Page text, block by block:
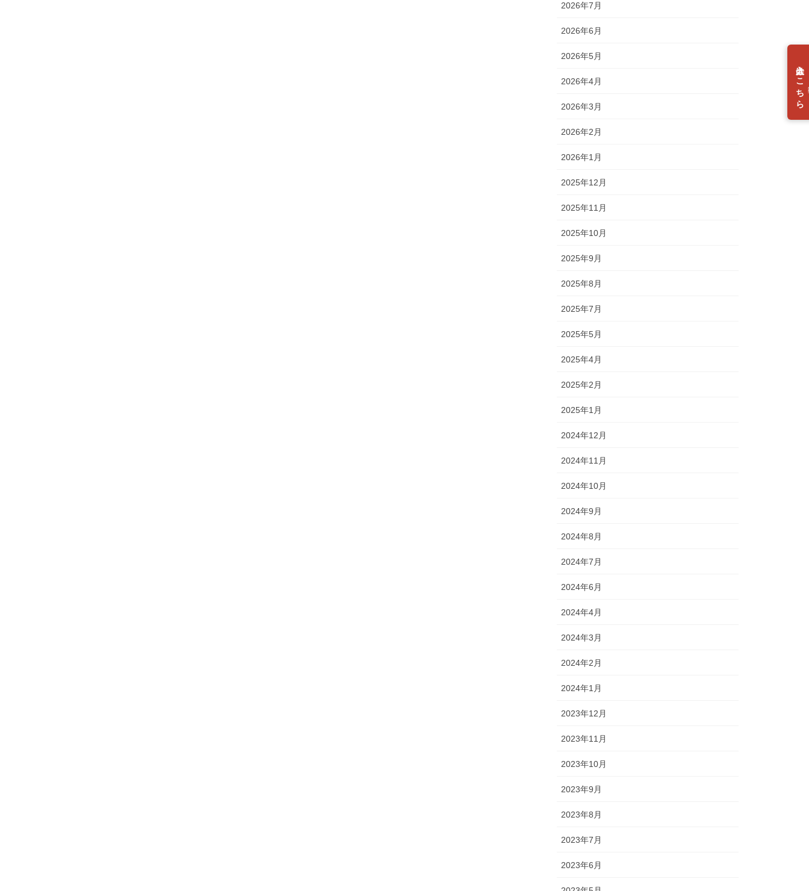
2026年7月
2026年6月
2026年5月
2026年4月
2026年3月
2026年2月
2026年1月
2025年12月
2025年11月
2025年10月
2025年9月
2025年8月
2025年7月
2025年5月
2025年4月
2025年2月
2025年1月
2024年12月
2024年11月
2024年10月
2024年9月
2024年8月
2024年7月
2024年6月
2024年4月
2024年3月
2024年2月
2024年1月
2023年12月
2023年11月
2023年10月
2023年9月
2023年8月
2023年7月
2023年6月
入会はこちら